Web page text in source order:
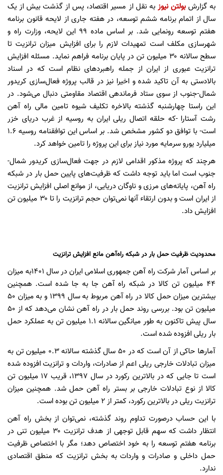
به گزارشبولتن نیوز به نقل از مسیر اقتصاد، پس از گذشت بیش از یک
سال از اتمام برنامه ششم توسعه، در هفته جاری از لایحه قانون برنامه
هفتم توسعه رونمایی شد. بر اساس ماده ۹۹ این لایحه، وزارت راه و
شهرسازی مکلف است تمهیدات لازم را برای افزایش میزان ترانزیت تا
سطح سالانه ۳۰ میلیون تن در پایان برنامه فراهم نماید. مسئله افزایش
ترانزیت عبوری از ایران از جمله راهبردهای نظام است که در اسناد
بالادستی به آن تاکید شده و اخیرا نیز در قالب پروژه‌ فعال‌سازی کریدور
شمال-جنوب از سوی ستاد فرماندهی اقتصاد مقاومتی دنبال می‌شود. در
این راستا چهارشنبه گذشته بالاخره تکلیف شیوه تامین مالی راه آهن
رشت آستارا -که حلقه اتصال ریلی ایران به روسیه از غرب دریای خزر
است- با توافق دو کشور مشخص شد. بر اساس این توافقنامه روسیه ۱.۶
میلیارد یورو سرمایه مورد نیاز برای این پروژه را تامین خواهد کرد.
هرچند که پروژه مذکور اقدامی لازم در جهت فعال‌سازی کریدور شمال-
جنوب است اما باید توجه داشت که ظرفیت‌های پایین حمل بار در شبکه
راه آهن، پایانه‌های مرزی و ناوگان دریایی، از موانع اصلی افزایش ترانزیت
از ایران است و بدون ارتقاء آنها نمی‌توان حجم ترانزیت را تا ۳۰ میلیون تن
افزایش داد.
محدودیت ظرفیت حمل بار در شبکه راه‌آهن مانع افزایش ترانزیت
بر اساس آمار شرکت راه آهن جمهوری اسلامی ایران در سال ۱۴۰۱به میزان
۴۴ میلیون تن کالا در شبکه راه آهن جا به جا شده است. همچنین
بیشترین میزان حمل کالا در راه آهن مربوط به سال ۱۳۹۹ و به میزان ۵۰
میلیون تن بود. بررسی روند حمل بار در راه آهن نشان می‌دهد که از ۵۰
سال پیش تاکنون به طور میانگین سالانه ۱.۱ میلیون تن به عملکرد حمل
بار ریلی افزوده شده است.
آمارها حاکی از آن است که در ۵۰ سال گذشته سالانه ۰.۳ میلیون تن به
میزان تبادلات خارجی ریلی اعم از صادرات، واردات و ترانزیت افزوده شده
است تا جایی که در بالاترین رکورد در سال ۱۳۹۷، قریب ۱۷ میلیون تن
کالا از نوع تبادلات خارجی بر بستر راه آهن حمل شد. همچنین میزان
ترانزیت ریلی در بالاترین رکورد، کمتر از ۲ میلیون تن بوده است.
با این حساب درصورت تداوم روند گذشته، نمی‌توان از بخش راه آهن
انتظار داشت که سهم قابل توجهی از هدف ترانزیت ۳۰ میلیون تنی در
برنامه هفتم توسعه را به خود اختصاص دهد؛ مگر با اختصاص ظرفیت
حمل داخلی و صادرات و واردات به بخش ترانزیت که منطق اقتصادی
ندارد.